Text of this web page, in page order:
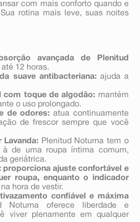
com mais conforto quando e
rotina mais leve, suas noites
avançada de Plenitud
12 horas.
suave antibacteriana:ajuda a
com toque de algodão: mantém
o uso prolongado.
de odores: atua continuamente
de frescor sempre que você
Lavanda: Plenitud Noturna tem o
à de uma roupa íntima comum,
geriátrica.
proporciona ajuste confortável e
roupa, enquanto o indicador
hora de vestir.
confiável e máxima
Noturna oferece liberdade e
viver plenamente em qualquer